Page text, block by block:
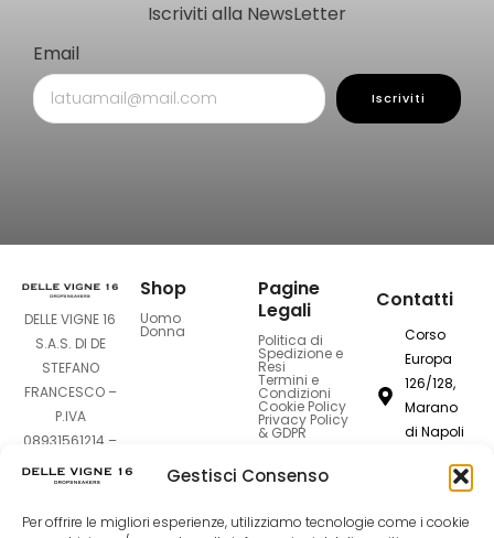
Gestisci Consenso
Per offrire le migliori esperienze, utilizziamo tecnologie come i cookie
Iscriviti alla NewsLetter
Email
Iscriviti
DELLE VIGNE 16
S.A.S. DI DE
STEFANO
FRANCESCO –
P.IVA
08931561214 –
Sede Legale:
Corso Europa
126-128 –
Shop
Uomo
Donna
Pagine
Legali
Politica di
Spedizione e
Resi
Termini e
Condizioni
Cookie Policy
Privacy Policy
& GDPR
Contatti
Corso
Europa
126/128,
Marano
di Napoli